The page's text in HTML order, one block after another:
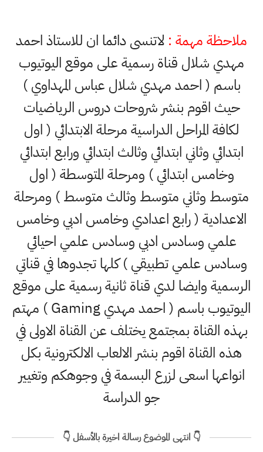
ملاحظة مهمة : لاتنسى دائما ان للاستاذ احمد
مهدي شلال قناة رسمية على موقع اليوتيوب
باسم ( احمد مهدي شلال عباس المهداوي )
حيث اقوم بنشر شروحات دروس الرياضيات
لكافة المراحل الدراسية مرحلة الابتدائي ( اول
ابتدائي وثاني ابتدائي وثالث ابتدائي ورابع ابتدائي
وخامس ابتدائي ) ومرحلة المتوسطة ( اول
متوسط وثاني متوسط وثالث متوسط ) ومرحلة
الاعدادية ( رابع اعدادي وخامس ادبي وخامس
علمي وسادس ادبي وسادس علمي احيائي
وسادس علمي تطبيقي ) كلها تجدوها في قناتي
الرسمية وايضا لدي قناة ثانية رسمية على موقع
اليوتيوب باسم ( احمد مهدي Gaming ) مهتم
بهذه القناة بمجتمع يختلف عن القناة الاولى في
هذه القناة اقوم بنشر الالعاب الالكترونية بكل
انواعها اسعى لزرع البسمة في وجوهكم وتغيير
جو الدراسة
👇 انتهى الموضوع رسالة اخيرة بالأسفل 👇